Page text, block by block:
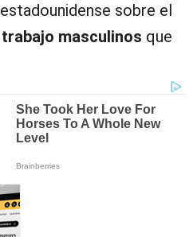
sobre el
masculinos que